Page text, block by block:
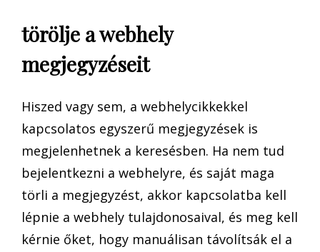
törölje a webhely
megjegyzéseit
Hiszed vagy sem, a webhelycikkekkel
kapcsolatos egyszerű megjegyzések is
megjelenhetnek a keresésben. Ha nem tud
bejelentkezni a webhelyre, és saját maga
törli a megjegyzést, akkor kapcsolatba kell
lépnie a webhely tulajdonosaival, és meg kell
kérnie őket, hogy manuálisan távolítsák el a